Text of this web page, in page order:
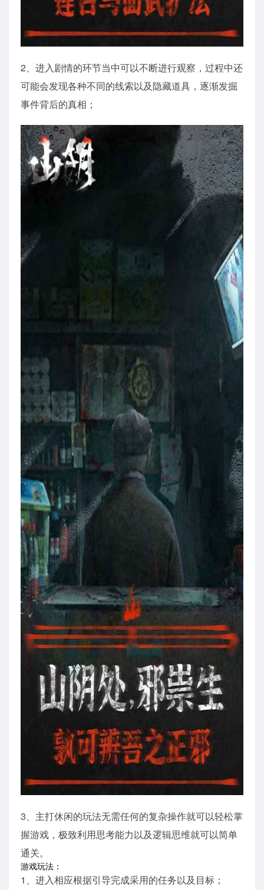
2、进入剧情的环节当中可以不断进行观察，过程中还
可能会发现各种不同的线索以及隐藏道具，逐渐发掘
事件背后的真相；
3、主打休闲的玩法无需任何的复杂操作就可以轻松掌
握游戏，极致利用思考能力以及逻辑思维就可以简单
通关。
游戏玩法：
1、进入相应根据引导完成采用的任务以及目标；